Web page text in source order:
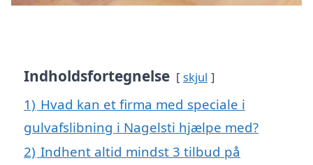
Indholdsfortegnelse skjul
1) Hvad kan et firma med speciale i
gulvafslibning i Nagelsti hjælpe med?
2) Indhent altid mindst 3 tilbud på